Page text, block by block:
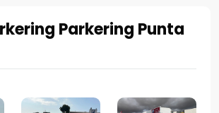
Parkering Punta